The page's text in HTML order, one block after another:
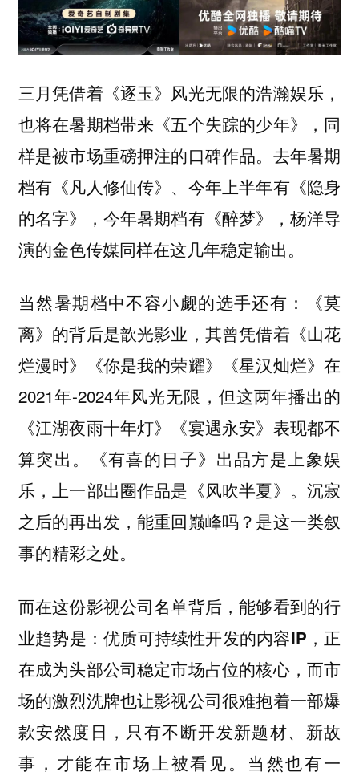
三月凭借着《逐玉》风光无限的浩瀚娱乐，
也将在暑期档带来《五个失踪的少年》，同
样是被市场重磅押注的口碑作品。去年暑期
档有《凡人修仙传》、今年上半年有《隐身
的名字》，今年暑期档有《醉梦》，杨洋导
演的金色传媒同样在这几年稳定输出。
当然暑期档中不容小觑的选手还有：《莫
离》的背后是歆光影业，其曾凭借着《山花
烂漫时》《你是我的荣耀》《星汉灿烂》在
2021年-2024年风光无限，但这两年播出的
《江湖夜雨十年灯》《宴遇永安》表现都不
算突出。《有喜的日子》出品方是上象娱
乐，上一部出圈作品是《风吹半夏》。沉寂
之后的再出发，能重回巅峰吗？是这一类叙
事的精彩之处。
而在这份影视公司名单背后，能够看到的行
业趋势是：优质可持续性开发的内容IP，正
在成为头部公司稳定市场占位的核心，而市
场的激烈洗牌也让影视公司很难抱着一部爆
款安然度日，只有不断开发新题材、新故
事，才能在市场上被看见。 当然也有一